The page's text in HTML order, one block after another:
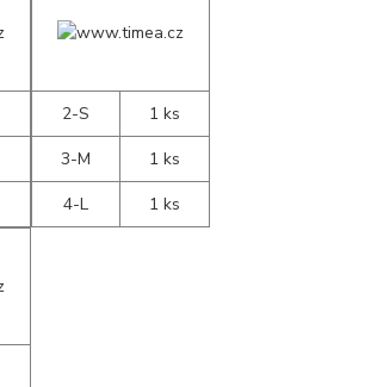
2-S
1 ks
3-M
1 ks
4-L
1 ks